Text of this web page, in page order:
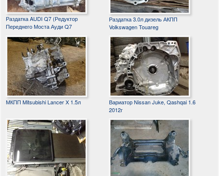
Раздатка AUDI Q7 (Редуктор
Переднего Моста Ауди Q7
Раздатка 3.0л дизель АКПП
Volkswagen Touareg
МКПП Mitsubishi Lancer X 1.5л
Вариатор Nissan Juke, Qashqai 1.6
2012г